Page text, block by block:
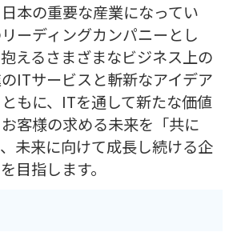
本の重要な産業になってい
ーディングカンパニーとし
えるさまざまなビジネス上の
ITサービスと斬新なアイデア
もに、ITを通して新たな価値
客様の求める未来を「共に
未来に向けて成長し続ける企
目指します。